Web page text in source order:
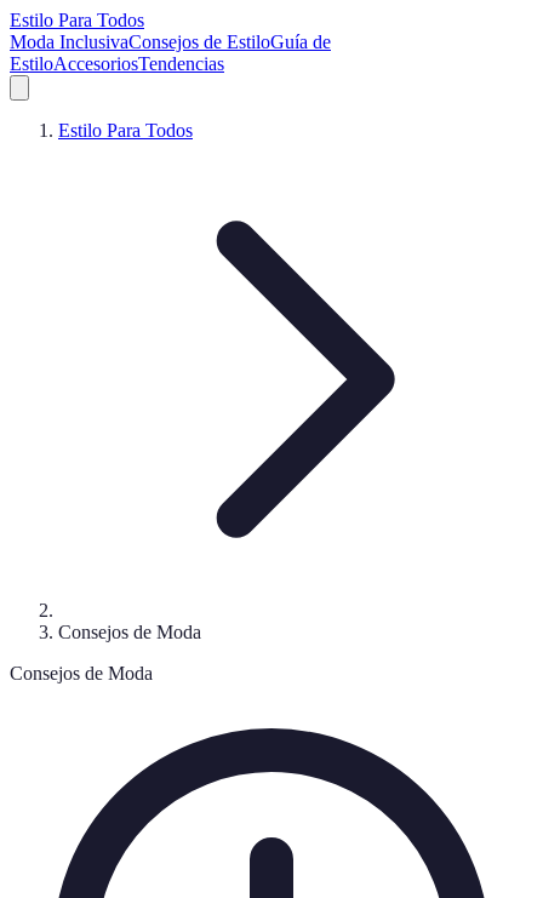
Estilo Para Todos
Moda InclusivaConsejos de EstiloGuía de
EstiloAccesoriosTendencias
Estilo Para Todos
Consejos de Moda
Consejos de Moda